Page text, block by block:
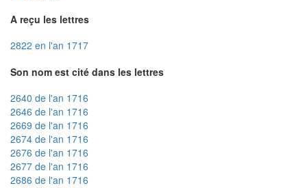
A reçu les lettres
2822 en l'an 1717
Son nom est cité dans les lettres
2640 de l'an 1716
2646 de l'an 1716
2669 de l'an 1716
2674 de l'an 1716
2676 de l'an 1716
2677 de l'an 1716
2686 de l'an 1716